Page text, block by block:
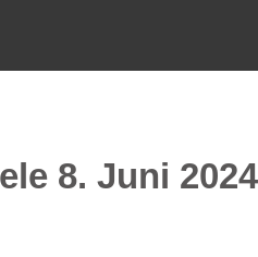
8. Juni 2024